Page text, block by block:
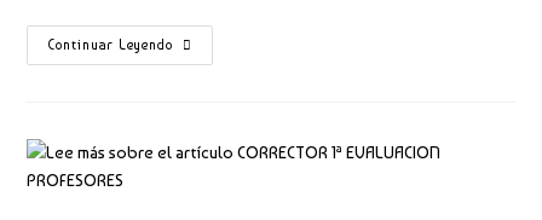
Continuar Leyendo
NUEVO
CURSO
VIAL